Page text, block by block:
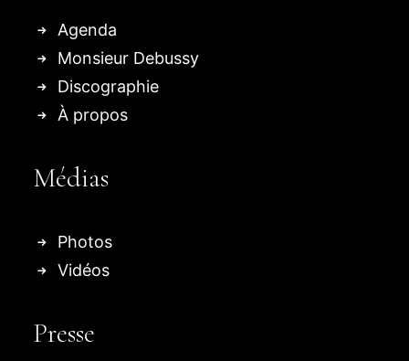
Agenda
Monsieur Debussy
Discographie
À propos
Médias
Photos
Vidéos
Presse